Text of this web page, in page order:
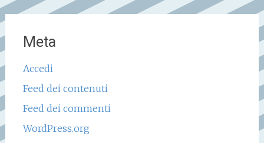
Meta
Accedi
Feed dei contenuti
Feed dei commenti
WordPress.org